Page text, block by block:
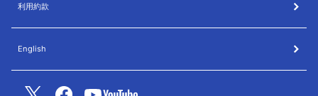
利用約款
English